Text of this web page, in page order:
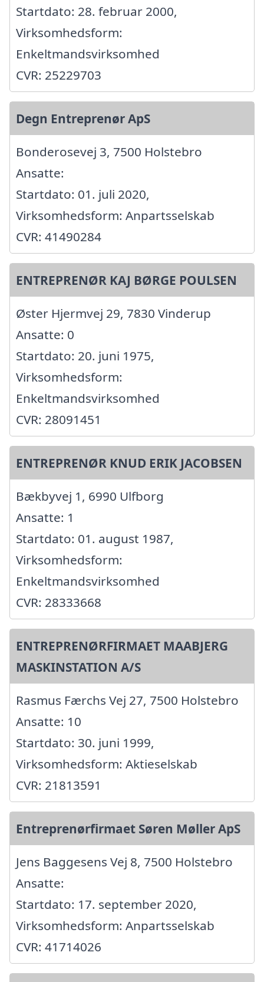
Startdato: 28. februar 2000,
Virksomhedsform:
Enkeltmandsvirksomhed
CVR: 25229703
Degn Entreprenør ApS
Bonderosevej 3, 7500 Holstebro
Ansatte:
Startdato: 01. juli 2020,
Virksomhedsform: Anpartsselskab
CVR: 41490284
ENTREPRENØR KAJ BØRGE POULSEN
Øster Hjermvej 29, 7830 Vinderup
Ansatte: 0
Startdato: 20. juni 1975,
Virksomhedsform:
Enkeltmandsvirksomhed
CVR: 28091451
ENTREPRENØR KNUD ERIK JACOBSEN
Bækbyvej 1, 6990 Ulfborg
Ansatte: 1
Startdato: 01. august 1987,
Virksomhedsform:
Enkeltmandsvirksomhed
CVR: 28333668
ENTREPRENØRFIRMAET MAABJERG
MASKINSTATION A/S
Rasmus Færchs Vej 27, 7500 Holstebro
Ansatte: 10
Startdato: 30. juni 1999,
Virksomhedsform: Aktieselskab
CVR: 21813591
Entreprenørfirmaet Søren Møller ApS
Jens Baggesens Vej 8, 7500 Holstebro
Ansatte:
Startdato: 17. september 2020,
Virksomhedsform: Anpartsselskab
CVR: 41714026